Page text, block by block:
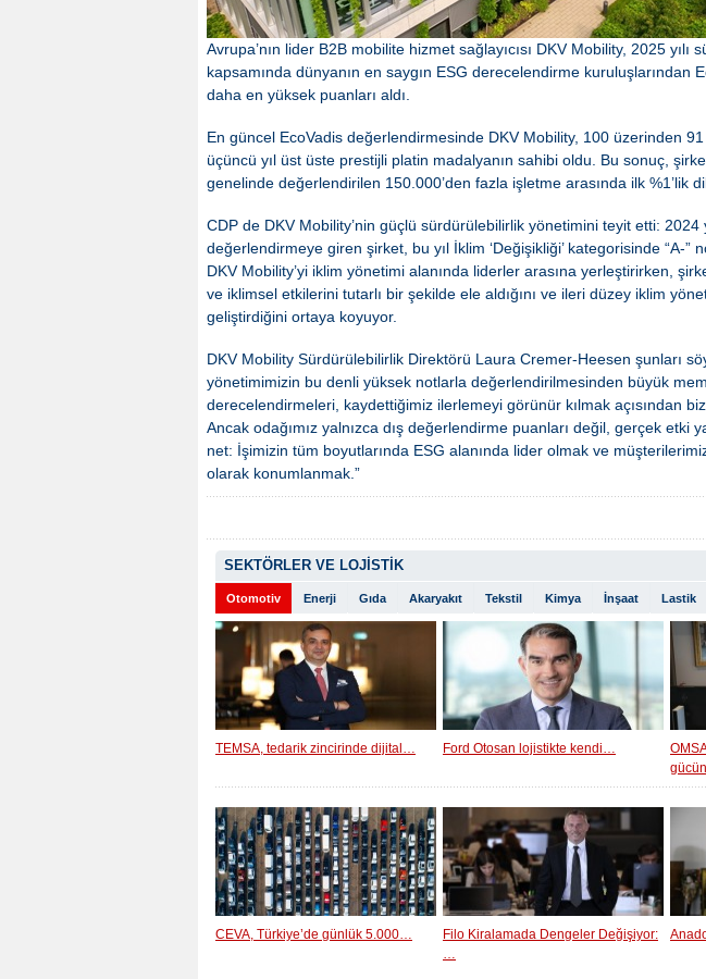
Avrupa’nın lider B2B mobilite hizmet sağlayıcısı DKV Mobility, 2025 yılı
kapsamında dünyanın en saygın ESG derecelendirme kuruluşlarından
daha en yüksek puanları aldı.
En güncel EcoVadis değerlendirmesinde DKV Mobility, 100 üzerinden
üçüncü yıl üst üste prestijli platin madalyanın sahibi oldu. Bu sonuç,
genelinde değerlendirilen 150.000’den fazla işletme arasında ilk %1’lik
CDP de DKV Mobility’nin güçlü sürdürülebilirlik yönetimini teyit etti: 2024
değerlendirmeye giren şirket, bu yıl İklim ‘Değişikliği’ kategorisinde “A-”
DKV Mobility’yi iklim yönetimi alanında liderler arasına yerleştirirken,
ve iklimsel etkilerini tutarlı bir şekilde ele aldığını ve ileri düzey iklim
geliştirdiğini ortaya koyuyor.
DKV Mobility Sürdürülebilirlik Direktörü Laura Cremer-Heesen şunları
yönetimimizin bu denli yüksek notlarla değerlendirilmesinden büyük
derecelendirmeleri, kaydettiğimiz ilerlemeyi görünür kılmak açısından
Ancak odağımız yalnızca dış değerlendirme puanları değil, gerçek etki
net: İşimizin tüm boyutlarında ESG alanında lider olmak ve
olarak konumlanmak.”
SEKTÖRLER VE LOJİSTİK
Otomotiv Enerji Gıda Akaryakıt Tekstil Kimya İnşaat Lastik
TEMSA, tedarik zincirinde dijital… Ford Otosan lojistikte kendi…
CEVA, Türkiye’de günlük 5.000…
Filo Kiralamada Dengeler Değişiyor:
…